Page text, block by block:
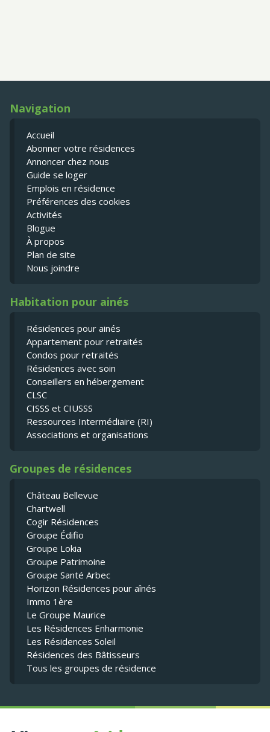
Navigation
Accueil
Abonner votre résidences
Annoncer chez nous
Guide se loger
Emplois en résidence
Préférences des cookies
Activités
Blogue
À propos
Plan de site
Nous joindre
Habitation pour ainés
Résidences pour ainés
Appartement pour retraités
Condos pour retraités
Résidences avec soin
Conseillers en hébergement
CLSC
CISSS et CIUSSS
Ressources Intermédiaire (RI)
Associations et organisations
Groupes de résidences
Château Bellevue
Chartwell
Cogir Résidences
Groupe Édifio
Groupe Lokia
Groupe Patrimoine
Groupe Santé Arbec
Horizon Résidences pour aînés
Immo 1ère
Le Groupe Maurice
Les Résidences Enharmonie
Les Résidences Soleil
Résidences des Bâtisseurs
Tous les groupes de résidence